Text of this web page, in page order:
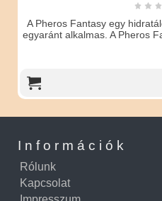
A Pheros Fantasy egy
egyaránt alkalmas. A Pheros
Információk
Rólunk
Kapcsolat